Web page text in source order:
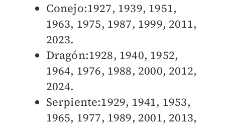
Conejo:1927, 1939, 1951,
1963, 1975, 1987, 1999, 2011,
2023.
Dragón:1928, 1940, 1952,
1964, 1976, 1988, 2000, 2012,
2024.
Serpiente:1929, 1941, 1953,
1965, 1977, 1989, 2001, 2013,